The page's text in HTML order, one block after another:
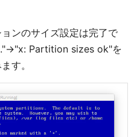
ンのサイズ設定は完了で
Partition sizes ok"を
す。